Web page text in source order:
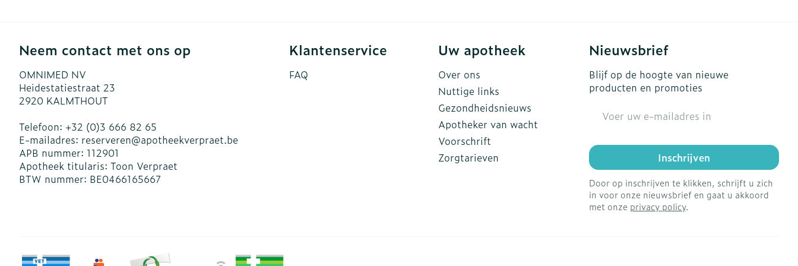
Neem contact met ons op
OMNIMED NV
Heidestatiestraat 23
2920 KALMTHOUT
Telefoon: +32 (0)3 666 82 65
E-mailadres: reserveren@apotheekverpraet.be
APB nummer: 112901
Apotheek titularis: Toon Verpraet
BTW nummer: BE0466165667
Klantenservice
FAQ
Uw apotheek
Over ons
Nuttige links
Gezondheidsnieuws
Apotheker van wacht
Voorschrift
Zorgtarieven
Nieuwsbrief
Blijf op de hoogte van nieuwe
producten en promoties
Inschrijven
Door op inschrijven te klikken, schrijft u zich
in voor onze nieuwsbrief en gaat u akkoord
met onze privacy policy.